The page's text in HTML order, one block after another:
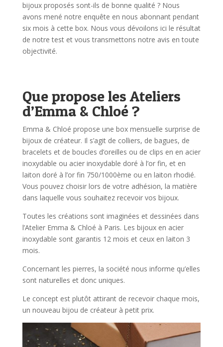
bijoux proposés sont-ils de bonne qualité ? Nous
avons mené notre enquête en nous abonnant pendant
six mois à cette box. Nous vous dévoilons ici le résultat
de notre test et vous transmettons notre avis en toute
objectivité.
Que propose les Ateliers
d’Emma & Chloé ?
Emma & Chloé propose une box mensuelle surprise de
bijoux de créateur. Il s’agit de colliers, de bagues, de
bracelets et de boucles d’oreilles ou de clips en en acier
inoxydable ou acier inoxydable doré à l’or fin, et en
laiton doré à l’or fin 750/1000ème ou en laiton rhodié.
Vous pouvez choisir lors de votre adhésion, la matière
dans laquelle vous souhaitez recevoir vos bijoux.
Toutes les créations sont imaginées et dessinées dans
l’Atelier Emma & Chloé à Paris. Les bijoux en acier
inoxydable sont garantis 12 mois et ceux en laiton 3
mois.
Concernant les pierres, la société nous informe qu’elles
sont naturelles et donc uniques.
Le concept est plutôt attirant de recevoir chaque mois,
un nouveau bijou de créateur à petit prix.